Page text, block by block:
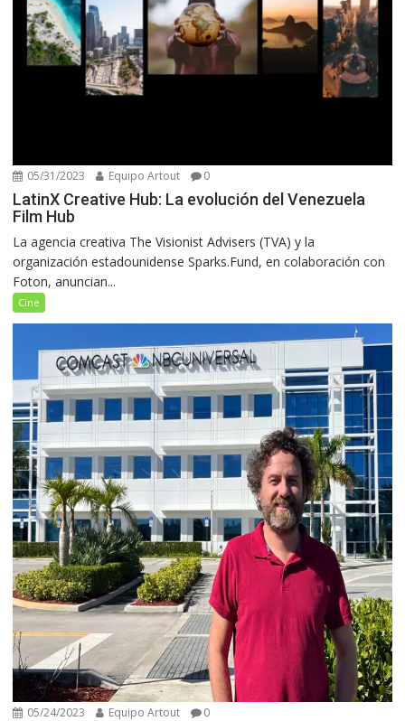
05/31/2023 Equipo Artout 0
LatinX Creative Hub: La evolución del Venezuela
Film Hub
La agencia creativa The Visionist Advisers (TVA) y la
organización estadounidense Sparks.Fund, en colaboración con
Foton, anuncian...
Cine
05/24/2023 Equipo Artout 0